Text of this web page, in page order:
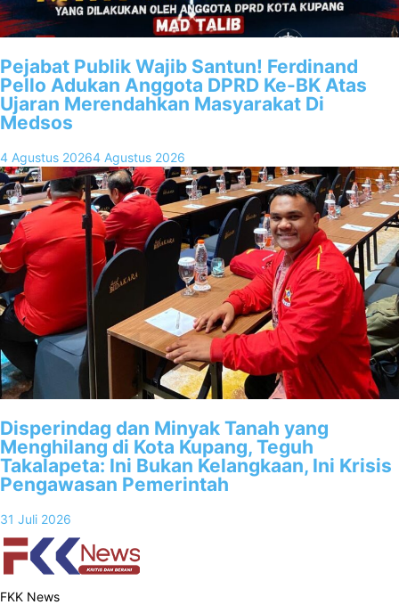
Pejabat Publik Wajib Santun! Ferdinand
Pello Adukan Anggota DPRD Ke-BK Atas
Ujaran Merendahkan Masyarakat Di
Medsos
4 Agustus 20264 Agustus 2026
Disperindag dan Minyak Tanah yang
Menghilang di Kota Kupang, Teguh
Takalapeta: Ini Bukan Kelangkaan, Ini Krisis
Pengawasan Pemerintah
31 Juli 2026
FKK News